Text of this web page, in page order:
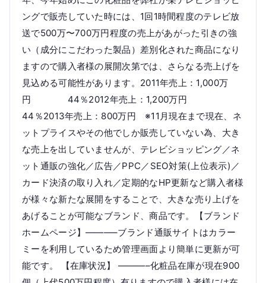
ングで販売していた時には、1回1時間程度のテレビ放
送で500万〜700万円程度の売上があがった引きの強
い（成分にこだわった製品）差別化された商品になり
ますので購入者様の展開次第では、さらなる売上げを
見込める可能性があります。2011年売上：1,000万
円 44％2012年売上：1,200万円
44％2013年売上：800万円 ※11月現在まで現在、ネ
ットプライスやその他でしか販売していない為、大き
な売上を出していませんが、テレビショッピング／ネ
ット通販の強化／広告／PPC／SEO対策(上位表示)／
カード決済の取り入れ／定期的なHP更新など購入者様
が様々な新たな展開をすることで、大きな売り上げを
あげることが可能なブランド、商品です。【ブランド
ホームページ】———–ブランド通販サイトはカラー
ミーを利用しているため管理画面より簡単に更新が可
能です。 【在庫状況】 ———–化粧品在庫が現在900